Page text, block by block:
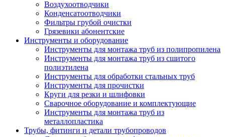
Воздухоотводчики
Конденсатоотводчики
Фильтры грубой очистки
Грязевики абонентские
Инструменты и оборудование
Инструменты для монтажа труб из полипропилена
Инструменты для монтажа труб из сшитого
полиэтилена
Инструменты для обработки стальных труб
Инструменты для прочистки
Круги для резки и шлифовки
Сварочное оборудование и комплектующие
Инструменты для монтажа труб из
металлопластика
Трубы, фитинги и детали трубопроводов